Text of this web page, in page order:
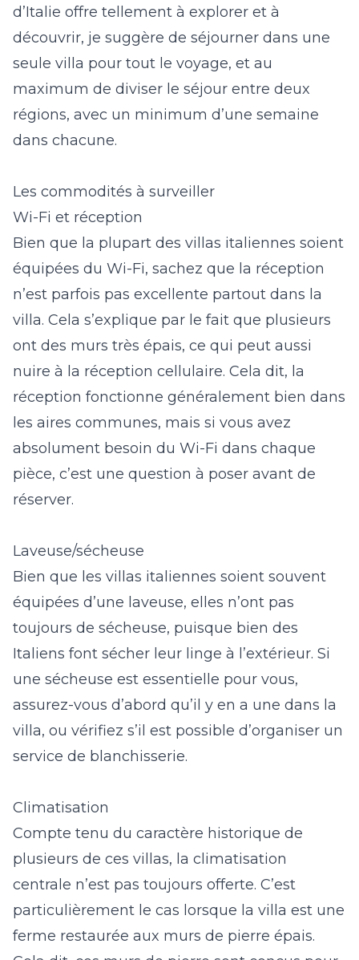
d’Italie offre tellement à explorer et à
découvrir, je suggère de séjourner dans une
seule villa pour tout le voyage, et au
maximum de diviser le séjour entre deux
régions, avec un minimum d’une semaine
dans chacune.
Les commodités à surveiller
Wi-Fi et réception
Bien que la plupart des villas italiennes soient
équipées du Wi-Fi, sachez que la réception
n’est parfois pas excellente partout dans la
villa. Cela s’explique par le fait que plusieurs
ont des murs très épais, ce qui peut aussi
nuire à la réception cellulaire. Cela dit, la
réception fonctionne généralement bien dans
les aires communes, mais si vous avez
absolument besoin du Wi-Fi dans chaque
pièce, c’est une question à poser avant de
réserver.
Laveuse/sécheuse
Bien que les villas italiennes soient souvent
équipées d’une laveuse, elles n’ont pas
toujours de sécheuse, puisque bien des
Italiens font sécher leur linge à l’extérieur. Si
une sécheuse est essentielle pour vous,
assurez-vous d’abord qu’il y en a une dans la
villa, ou vérifiez s’il est possible d’organiser un
service de blanchisserie.
Climatisation
Compte tenu du caractère historique de
plusieurs de ces villas, la climatisation
centrale n’est pas toujours offerte. C’est
particulièrement le cas lorsque la villa est une
ferme restaurée aux murs de pierre épais.